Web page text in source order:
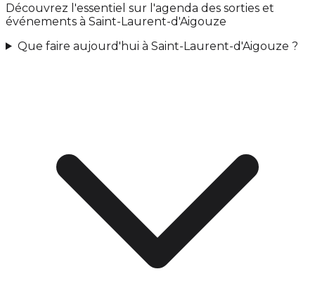
Découvrez l'essentiel sur l'agenda des sorties et
événements à Saint-Laurent-d'Aigouze
Que faire aujourd'hui à Saint-Laurent-d'Aigouze ?